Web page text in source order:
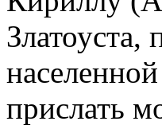
прислать